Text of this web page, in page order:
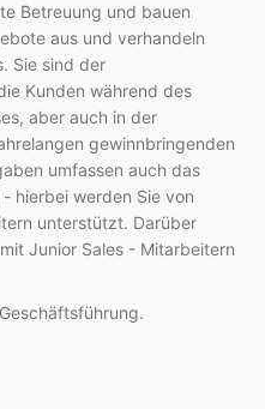
Betreuung und bauen
aus und verhandeln
Sie sind der
Kunden während des
aber auch in der
gewinnbringenden
umfassen auch das
hierbei werden Sie von
unterstützt. Darüber
Junior Sales - Mitarbeitern